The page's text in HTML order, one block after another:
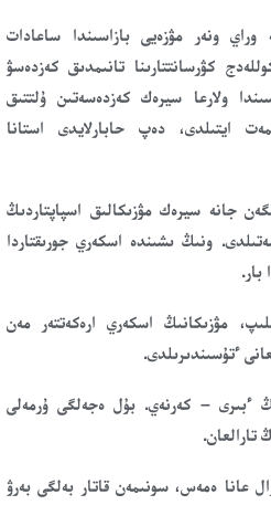
وراي ونەر مۋزەيى بازاسىندا ساعادات
كۋرسانتتارىنا تانىمدىق كەزدەسۋ
ولارعا سيرەك كەزدەسەتىن ۇلتتىق
ايتىلدى، دەپ حابارلايدى استانا
جانە سيرەك مۋزىكالىق اسپاپتاردىڭ
ونىڭ ىشىندە اسكەري جورىقتاردا
بار.
مۋزىكانىڭ اسكەري ارەكەتتەر مەن
ءتۇسىندىرىلدى.
ءبىرى – كەرنەي. بۇل ەجەلگى ۇرمەلى
تارالعان.
عانا ەمەس، سونىمەن قاتار بەلگى بەرۋ